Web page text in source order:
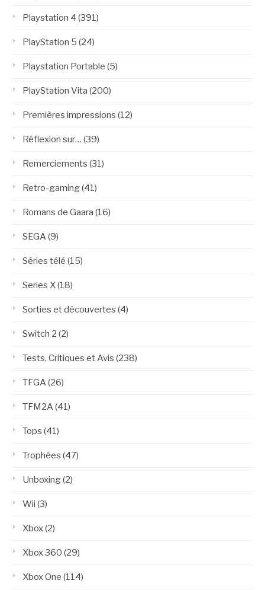
Playstation 4 (391)
PlayStation 5 (24)
Playstation Portable (5)
PlayStation Vita (200)
Premières impressions (12)
Réflexion sur… (39)
Remerciements (31)
Retro-gaming(41)
Romans de Gaara (16)
SEGA(9)
Séries télé (15)
Series X(18)
Sorties et découvertes (4)
Switch 2 (2)
Tests, Critiques et Avis (238)
TFGA(26)
TFM2A(41)
Tops (41)
Trophées (47)
Unboxing(2)
Wii (3)
Xbox(2)
Xbox 360 (29)
Xbox One (114)